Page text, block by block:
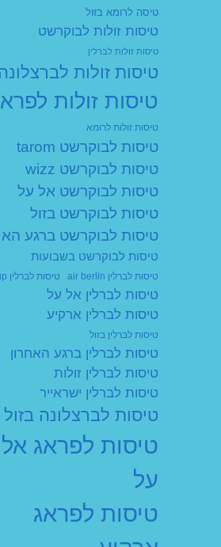
טיסה לרומא בזול
טיסות זולות לבוקרשט
טיסות זולות לברלין
טיסות זולות
טיסות זולות
טיסות זולות לרומא
טיסות לבוקרשט tarom
טיסות לבוקרשט wizz
טיסות לבוקרשט אל על
טיסות לבוקרשט בזול
טיסות לבוקרשט ברגע
טיסות לבוקרשט בשבועות
טיסות לברלין air berlin טיסות לברלין up
טיסות לברלין אל על
טיסות לברלין ארקיע
טיסות לברלין בזול
טיסות לברלין ברגע האחרון
טיסות לברלין זולות
טיסות לברלין ישראייר
טיסות לברצלונה בזול
טיסות לפראג אל
על
טיסות לפראג